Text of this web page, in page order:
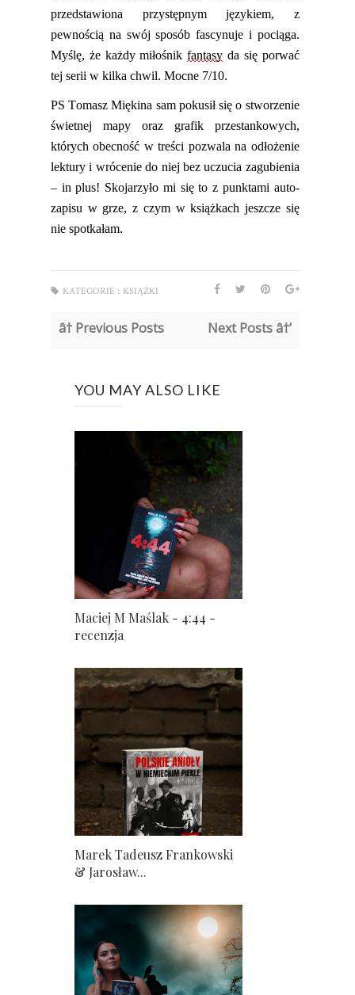
przedstawiona przystępnym językiem, z
pewnością na swój sposób fascynuje i pociąga.
Myślę, że każdy miłośnikfantasy da się porwać
tej serii w kilka chwil. Mocne 7/10.
PSTomasz Miękina sam pokusił się o stworzenie
świetnej mapy oraz grafik przestankowych,
których obecność w treści pozwala na odłożenie
lektury i wrócenie do niej bez uczucia zagubienia
– in plus! Skojarzyło mi się to z punktami auto-
zapisu w grze, z czym w książkach jeszcze się
nie spotkałam.
KATEGORIE : KSIĄŻKI
â† Previous Posts Next Posts â†’
YOU MAY ALSO LIKE
Maciej M Maślak - 4:44 -
recenzja
Marek Tadeusz Frankowski
& Jarosław...